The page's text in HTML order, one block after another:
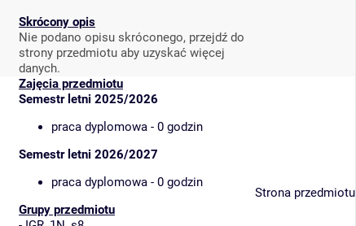
Skrócony opis
Nie podano opisu skróconego, przejdź do
strony przedmiotu aby uzyskać więcej
danych.
Zajęcia przedmiotu
Semestr letni 2025/2026
praca dyplomowa - 0 godzin
Semestr letni 2026/2027
praca dyplomowa - 0 godzin
Grupy przedmiotu
Strona przedmiotu